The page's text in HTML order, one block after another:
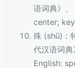
语词典》
center;
殊 (shū)：
代汉语词
English: